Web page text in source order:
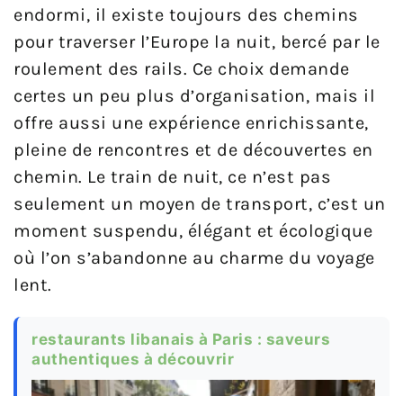
endormi, il existe toujours des chemins
pour traverser l’Europe la nuit, bercé par le
roulement des rails. Ce choix demande
certes un peu plus d’organisation, mais il
offre aussi une expérience enrichissante,
pleine de rencontres et de découvertes en
chemin. Le train de nuit, ce n’est pas
seulement un moyen de transport, c’est un
moment suspendu, élégant et écologique
où l’on s’abandonne au charme du voyage
lent.
restaurants libanais à Paris : saveurs
authentiques à découvrir